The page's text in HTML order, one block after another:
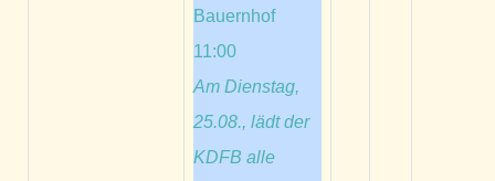
Bauernhof
11:00
Am Dienstag,
25.08., lädt der
KDFB alle